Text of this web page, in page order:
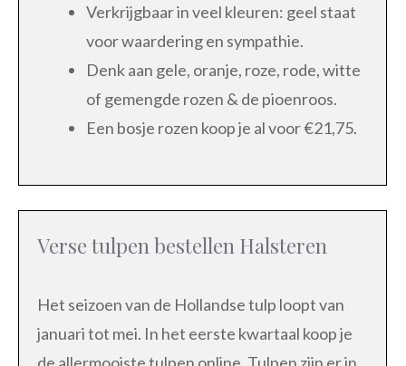
Verkrijgbaar in veel kleuren: geel staat
voor waardering en sympathie.
Denk aan gele, oranje, roze, rode, witte
of gemengde rozen & de pioenroos.
Een bosje rozen koop je al voor €21,75.
Verse tulpen bestellen Halsteren
Het seizoen van de Hollandse tulp loopt van
januari tot mei. In het eerste kwartaal koop je
de allermooiste tulpen online. Tulpen zijn er in